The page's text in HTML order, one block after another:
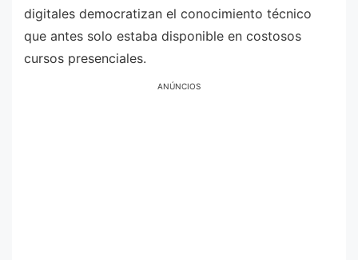
digitales democratizan el conocimiento técnico
que antes solo estaba disponible en costosos
cursos presenciales.
ANÚNCIOS